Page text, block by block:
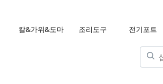
칼&가위&도마 조리도구 전기포트